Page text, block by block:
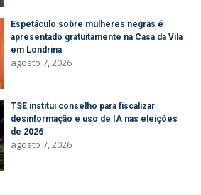
Espetáculo sobre mulheres negras é
apresentado gratuitamente na Casa da Vila
em Londrina
agosto 7, 2026
TSE institui conselho para fiscalizar
desinformação e uso de IA nas eleições
de 2026
agosto 7, 2026